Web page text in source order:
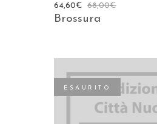
68,00€
64,60€
Brossura
ESAURITO